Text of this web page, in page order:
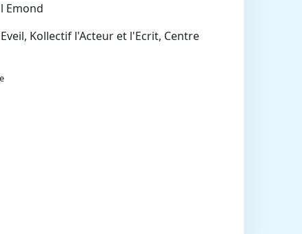
Emond
Kollectif l'Acteur et l'Ecrit, Centre